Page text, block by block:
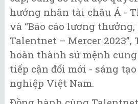
hướng nhân tài châu Á -
và “Báo cáo lương
Talentnet – Mercer 2023”,
hoàn thành sứ mệnh
tiếp cận đổi mới - sáng
nghiệp Việt Nam.